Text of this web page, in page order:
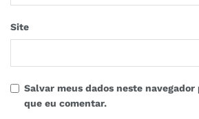
Site
Salvar meus dados neste navegador
que eu comentar.